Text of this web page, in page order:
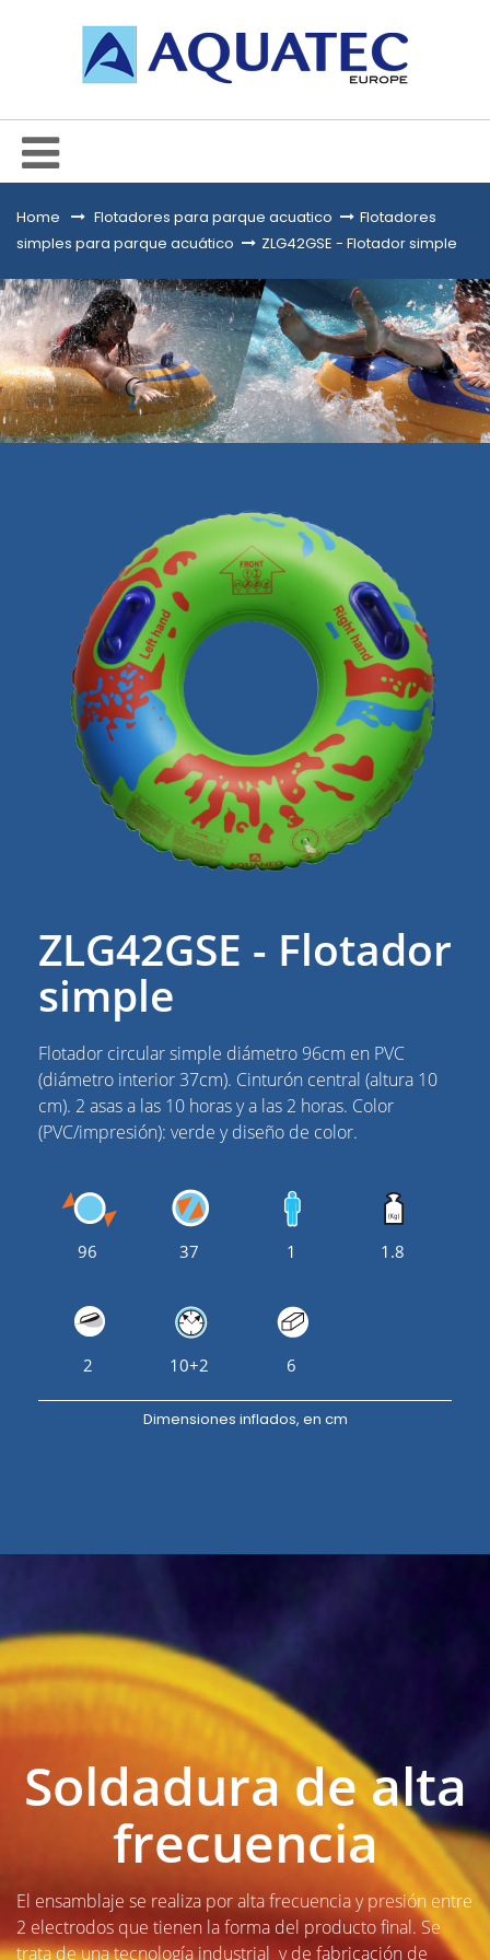
Home &gt;Flotadores para parque acuatico > Flotadores
simples para parque acuático > ZLG42GSE - Flotador simple
ZLG42GSE - Flotador
simple
Flotador circular simple diámetro 96cm en PVC
(diámetro interior 37cm). Cinturón central (altura 10
cm). 2 asas a las 10 horas y a las 2 horas. Color
(PVC/impresión): verde y diseño de color.
96 37 1 1.8
2 10+2 6
Dimensiones inflados, en cm
Soldadura de alta
frecuencia
El ensamblaje se realiza por alta frecuencia y presión entre
2 electrodos que tienen la forma del producto final. Se
trata de una tecnología industrial y de fabricación de